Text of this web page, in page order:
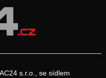
s.r.o., se sídlem